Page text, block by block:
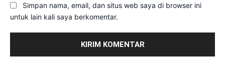
Simpan nama, email, dan situs web saya di browser ini
untuk lain kali saya berkomentar.